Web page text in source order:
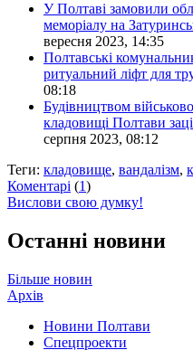
У Полтаві замовили
меморіалу на
вересня 2023, 14:35
Полтавські
ритуальний ліфт для
08:18
Будівництвом
кладовищі Полтави
серпня 2023, 08:12
Теги: кладовище, вандалізм,
Коментарі (1)
Вислови свою думку!
Останні новини
Більше новин
Архів
Новини Полтави
Спецпроекти